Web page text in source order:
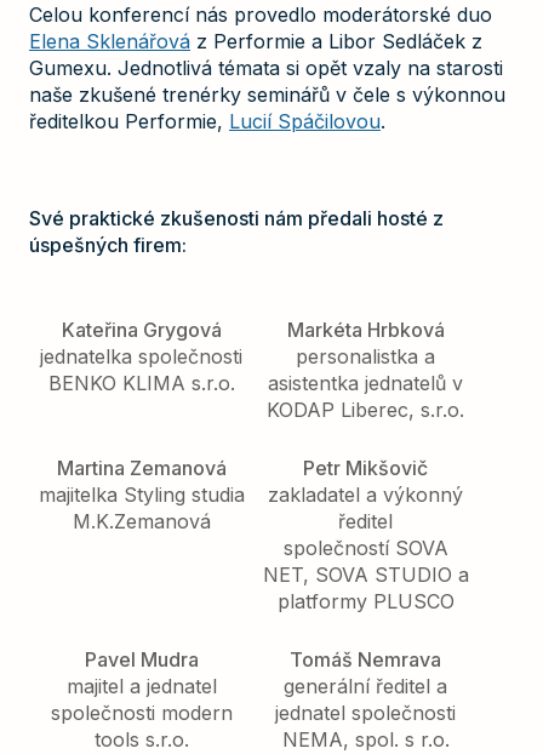
Celou konferencí nás provedlo moderátorské duo
Elena Sklenářová z Performie a Libor Sedláček z
Gumexu. Jednotlivá témata si opět vzaly na starosti
naše zkušené trenérky seminářů v čele s výkonnou
ředitelkou Performie, Lucií Spáčilovou.
Své praktické zkušenosti nám předali hosté z
úspešných firem:
Kateřina Grygová
jednatelka společnosti
BENKO KLIMA s.r.o.
Markéta Hrbková
personalistka a
asistentka jednatelů v
KODAP Liberec, s.r.o.
Martina Zemanová
majitelka Styling studia
M.K.Zemanová
Petr Mikšovič
zakladatel a výkonný
ředitel
společností SOVA
NET, SOVA STUDIO a
platformy PLUSCO
Pavel Mudra
majitel a jednatel
společnosti modern
tools s.r.o.
Tomáš Nemrava
generální ředitel a
jednatel společnosti
NEMA, spol. s r.o.